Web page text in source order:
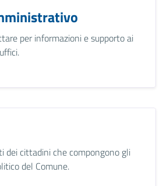
per informazioni e supporto ai
dei cittadini che compongono gli
del Comune.